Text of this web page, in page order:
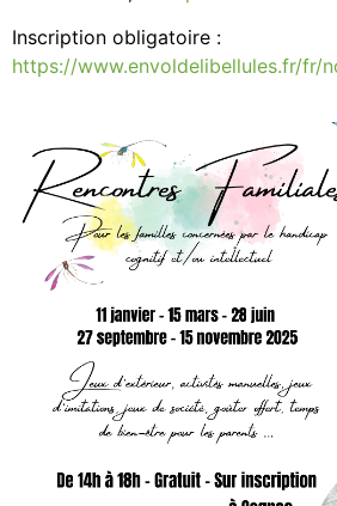
Inscription obligatoire :
https://www.envoldelibellules.fr/fr/